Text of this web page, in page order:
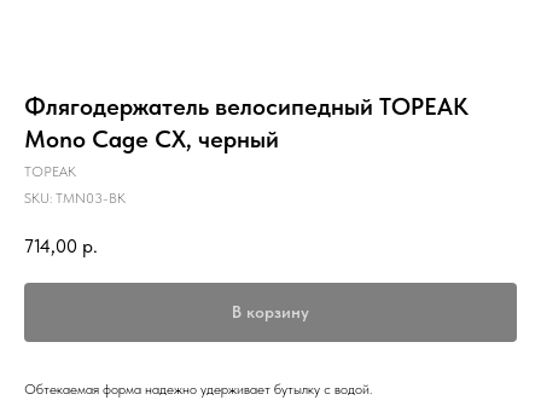
Флягодержатель велосипедный TOPEAK
Mono Cage CX, черный
TOPEAK
SKU: TMN03-BK
714,00 р.
В корзину
Обтекаемая форма надежно удерживает бутылку с водой.